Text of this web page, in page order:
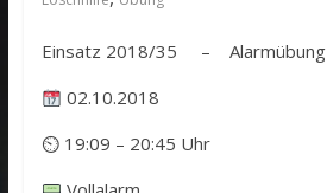
Einsatz 2018/35 – Alarmübung
02.10.2018
⏲ 19:09 – 20:45 Uhr